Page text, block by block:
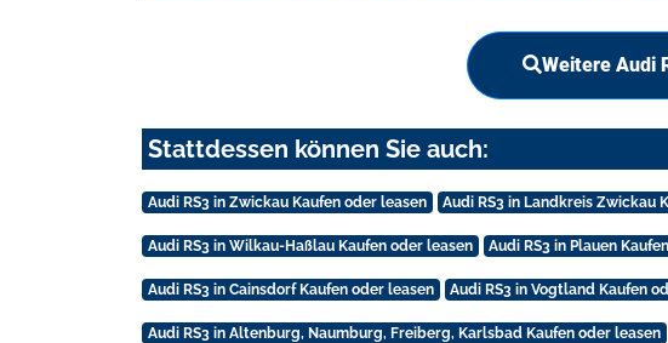
Weitere Audi
Stattdessen können Sie auch:
Audi RS3 in Zwickau Kaufen oder leasen Audi RS3 in Landkreis Zwickau
Audi RS3 in Wilkau-Haßlau Kaufen oder leasen Audi RS3 in Plauen
Audi RS3 in Cainsdorf Kaufen oder leasen Audi RS3 in Vogtland Kaufen
Audi RS3 in Altenburg, Naumburg, Freiberg, Karlsbad Kaufen oder leasen